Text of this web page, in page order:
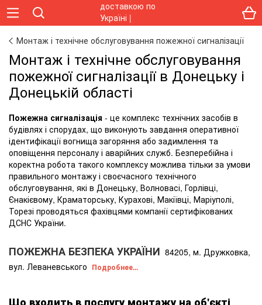
Монтаж і технічне обслуговування пожежної сигналізації
Монтаж і технічне обслуговування
пожежної сигналізації в Донецьку і
Донецькій області
Пожежна сигналізація - це комплекс технічних засобів в
будівлях і спорудах, що виконують завдання оперативної
ідентифікації вогнища загоряння або задимлення та
оповіщення персоналу і аварійних служб. Безперебійна і
коректна робота такого комплексу можлива тільки за умови
правильного монтажу і своєчасного технічного
обслуговування, які в Донецьку, Волновасі, Горлівці,
Єнакієвому, Краматорську, Курахові, Макіївці, Маріуполі,
Торезі проводяться фахівцями компанії сертифікованих
ДСНС України.
ПОЖЕЖНА БЕЗПЕКА УКРАЇНИ 84205, м. Дружковка,
вул. Леваневського Подробнее...